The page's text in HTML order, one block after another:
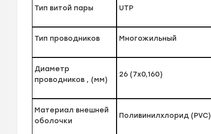
Тип витой пары UTP
Тип проводников Многожильный
Диаметр
проводников , (мм)
26 (7х0,160)
Материал внешней
оболочки
Поливинилхлорид (PVC)